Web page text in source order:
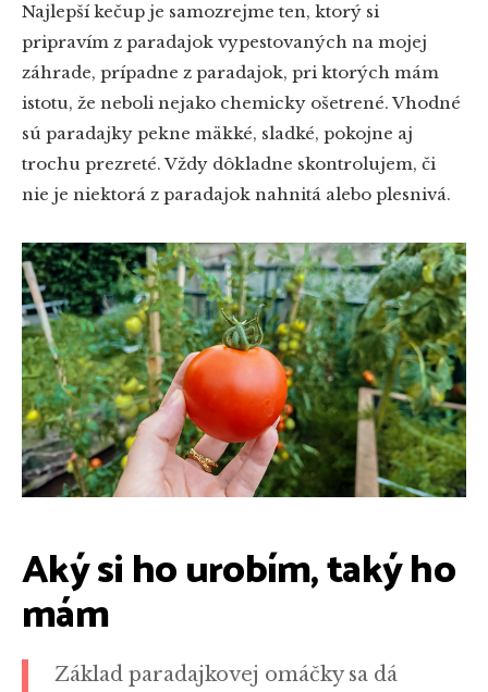
Najlepší kečup je samozrejme ten, ktorý si
pripravím z paradajok vypestovaných na mojej
záhrade, prípadne z paradajok, pri ktorých mám
istotu, že neboli nejako chemicky ošetrené. Vhodné
sú paradajky pekne mäkké, sladké, pokojne aj
trochu prezreté. Vždy dôkladne skontrolujem, či
nie je niektorá z paradajok nahnitá alebo plesnivá.
Aký si ho urobím, taký ho
mám
Základ paradajkovej omáčky sa dá